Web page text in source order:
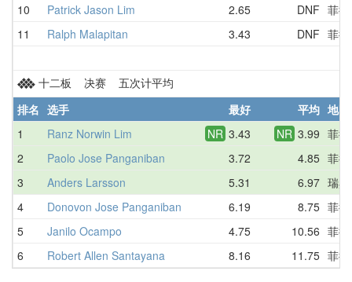
10
Patrick Jason Lim 2.65 DNF 菲
11
Ralph Malapitan 3.43 DNF 菲
十二板 决赛 五次计平均
排名 选手 最好 平均 地区
1
Ranz Norwin Lim NR 3.43 NR 3.99 菲
2
Paolo Jose Panganiban 3.72 4.85 菲
3
Anders Larsson 5.31 6.97 瑞典
4
Donovon Jose Panganiban 6.19 8.75 菲
5
Janilo Ocampo 4.75 10.56 菲
6
Robert Allen Santayana 8.16 11.75 菲